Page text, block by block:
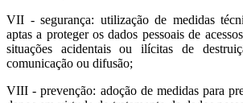
VII - segurança: utilização de medidas
aptas a proteger os dados pessoais de
situações acidentais ou ilícitas de
comunicação ou difusão;
VIII - prevenção: adoção de medidas para